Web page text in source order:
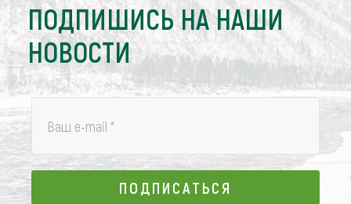
ПОДПИШИСЬ НА НАШИ
НОВОСТИ
Ваш e-mail *
ПОДПИСАТЬСЯ